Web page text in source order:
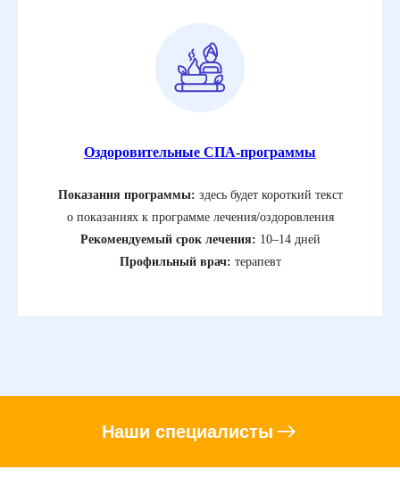
Оздоровительные СПА-программы
Показания программы: здесь будет короткий текст
о показаниях к программе лечения/оздоровления
Рекомендуемый срок лечения: 10–14 дней
Профильный врач: терапевт
Наши специалисты